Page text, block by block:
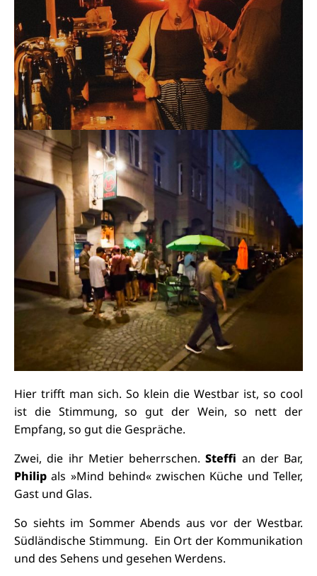
Hier trifft man sich. So klein die Westbar ist, so cool
ist die Stimmung, so gut der Wein, so nett der
Empfang, so gut die Gespräche.
Zwei, die ihr Metier beherrschen.Steffi an der Bar,
Philip als »Mind behind« zwischen Küche und Teller,
Gast und Glas.
So siehts im Sommer Abends aus vor der Westbar.
Südländische Stimmung. Ein Ort der Kommunikation
und des Sehens und gesehen Werdens.